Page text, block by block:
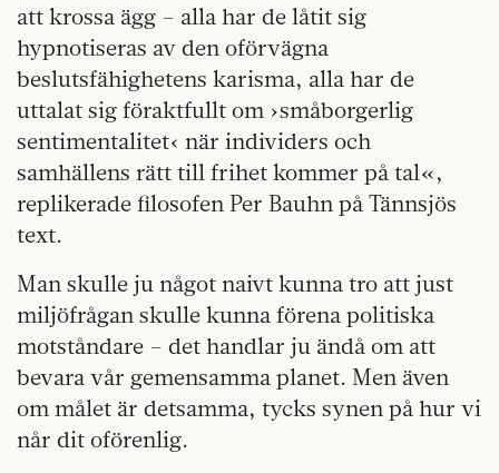
att krossa ägg – alla har de låtit sig
hypnotiseras av den oförvägna
beslutsfähighetens karisma, alla har de
uttalat sig föraktfullt om ›småborgerlig
sentimentalitet‹ när individers och
samhällens rätt till frihet kommer på tal«,
replikerade filosofen Per Bauhn på Tännsjös
text.
Man skulle ju något naivt kunna tro att just
miljöfrågan skulle kunna förena politiska
motståndare – det handlar ju ändå om att
bevara vår gemensamma planet. Men även
om målet är detsamma, tycks synen på hur vi
når dit oförenlig.